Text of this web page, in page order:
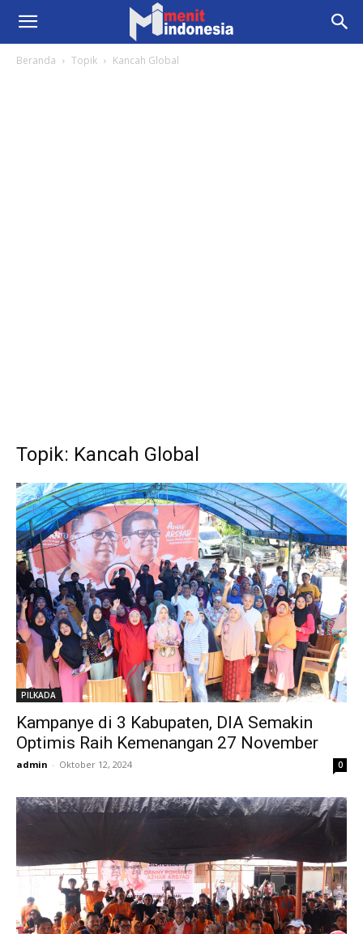
Beranda Topik Kancah Global
Topik: Kancah Global
PILKADA
Kampanye di 3 Kabupaten, DIA Semakin
Optimis Raih Kemenangan 27 November
admin - Oktober 12, 2024 0